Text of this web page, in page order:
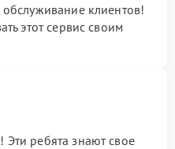
клиентов!
этот сервис своим
ребята знают свое